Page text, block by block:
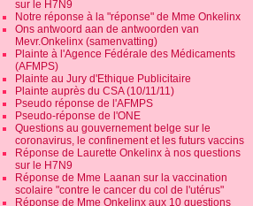
sur le H7N9
Notre réponse à la "réponse" de Mme Onkelinx
Ons antwoord aan de antwoorden van
Mevr.Onkelinx (samenvatting)
Plainte à l'Agence Fédérale des Médicaments
(AFMPS)
Plainte au Jury d'Ethique Publicitaire
Plainte auprès du CSA (10/11/11)
Pseudo réponse de l'AFMPS
Pseudo-réponse de l'ONE
Questions au gouvernement belge sur le
coronavirus, le confinement et les futurs vaccins
Réponse de Laurette Onkelinx à nos questions
sur le H7N9
Réponse de Mme Laanan sur la vaccination
scolaire "contre le cancer du col de l'utérus"
Réponse de Mme Onkelinx aux 10 questions